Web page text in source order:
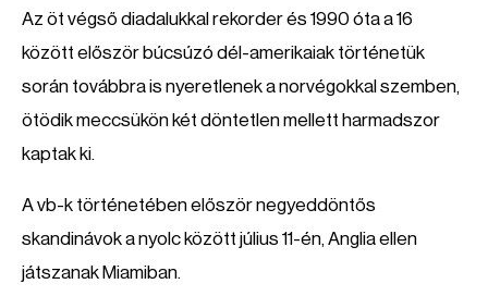
Az öt végső diadalukkal rekorder és 1990 óta a 16
között először búcsúzó dél-amerikaiak történetük
során továbbra is nyeretlenek a norvégokkal szemben,
ötödik meccsükön két döntetlen mellett harmadszor
kaptak ki.
A vb-k történetében először negyeddöntős
skandinávok a nyolc között július 11-én, Anglia ellen
játszanak Miamiban.